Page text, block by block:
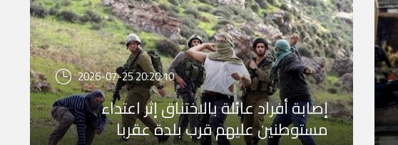
2026-07-25 20:20:10
إصابة أفراد عائلة بالاختناق إثر اعتداء
مستوطنين عليهم قرب بلدة عقربا